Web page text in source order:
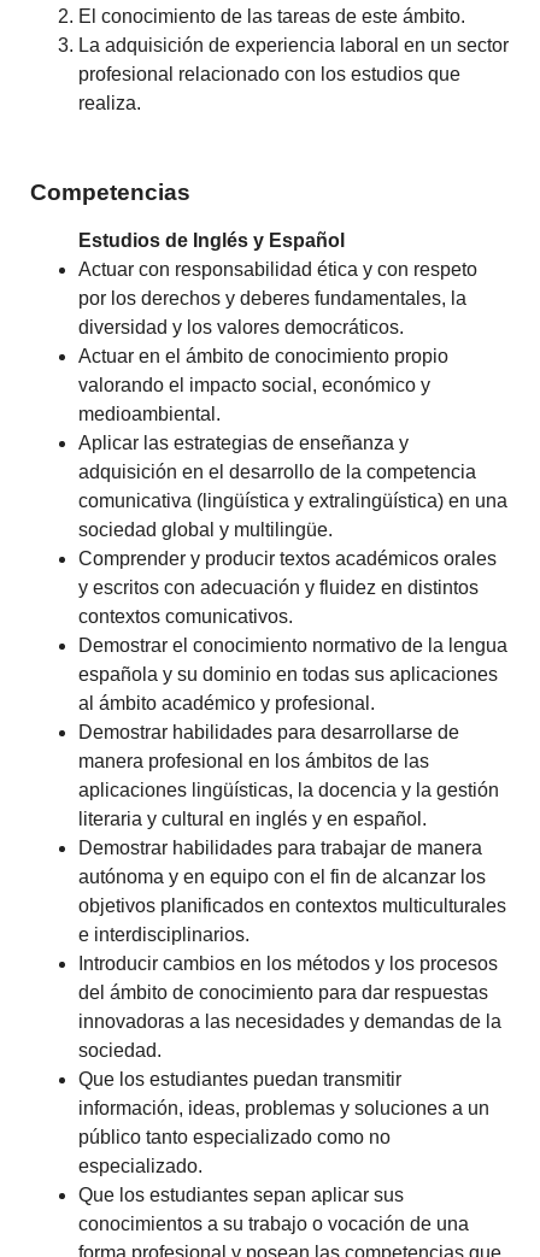
El conocimiento de las tareas de este ámbito.
La adquisición de experiencia laboral en un sector
profesional relacionado con los estudios que
realiza.
Competencias
Estudios de Inglés y Español
Actuar con responsabilidad ética y con respeto
por los derechos y deberes fundamentales, la
diversidad y los valores democráticos.
Actuar en el ámbito de conocimiento propio
valorando el impacto social, económico y
medioambiental.
Aplicar las estrategias de enseñanza y
adquisición en el desarrollo de la competencia
comunicativa (lingüística y extralingüística) en una
sociedad global y multilingüe.
Comprender y producir textos académicos orales
y escritos con adecuación y fluidez en distintos
contextos comunicativos.
Demostrar el conocimiento normativo de la lengua
española y su dominio en todas sus aplicaciones
al ámbito académico y profesional.
Demostrar habilidades para desarrollarse de
manera profesional en los ámbitos de las
aplicaciones lingüísticas, la docencia y la gestión
literaria y cultural en inglés y en español.
Demostrar habilidades para trabajar de manera
autónoma y en equipo con el fin de alcanzar los
objetivos planificados en contextos multiculturales
e interdisciplinarios.
Introducir cambios en los métodos y los procesos
del ámbito de conocimiento para dar respuestas
innovadoras a las necesidades y demandas de la
sociedad.
Que los estudiantes puedan transmitir
información, ideas, problemas y soluciones a un
público tanto especializado como no
especializado.
Que los estudiantes sepan aplicar sus
conocimientos a su trabajo o vocación de una
forma profesional y posean las competencias que